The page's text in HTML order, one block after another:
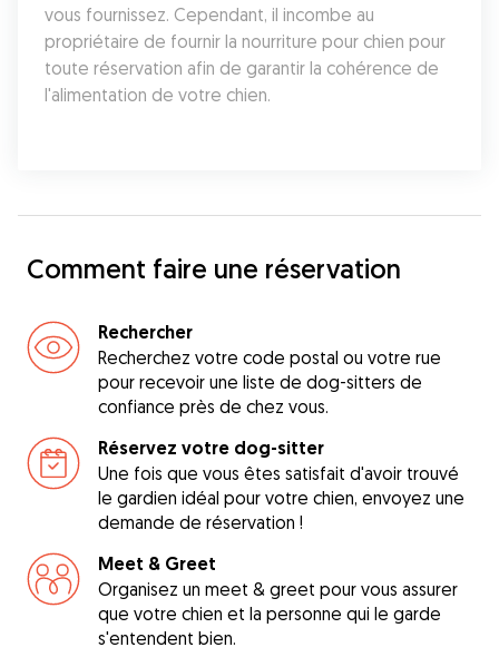
vous fournissez. Cependant, il incombe au
propriétaire de fournir la nourriture pour chien pour
toute réservation afin de garantir la cohérence de
l'alimentation de votre chien.
Comment faire une réservation
Rechercher
Recherchez votre code postal ou votre rue
pour recevoir une liste de dog-sitters de
confiance près de chez vous.
Réservez votre dog-sitter
Une fois que vous êtes satisfait d'avoir trouvé
le gardien idéal pour votre chien, envoyez une
demande de réservation !
Meet & Greet
Organisez un meet & greet pour vous assurer
que votre chien et la personne qui le garde
s'entendent bien.